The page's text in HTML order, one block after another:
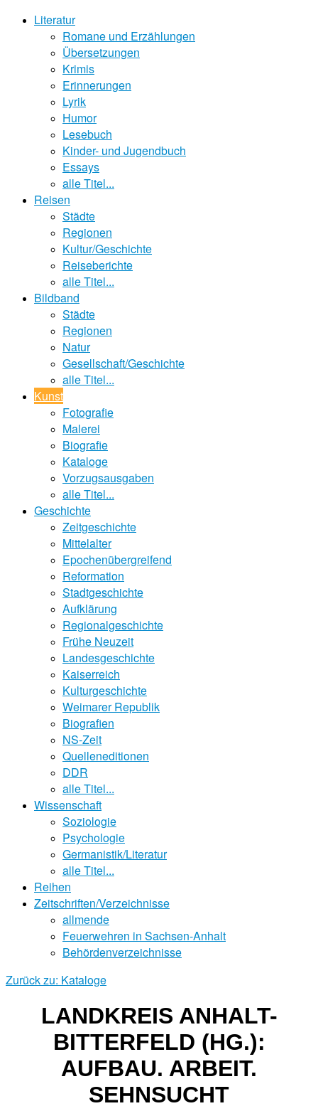
Literatur
Romane und Erzählungen
Übersetzungen
Krimis
Erinnerungen
Lyrik
Humor
Lesebuch
Kinder- und Jugendbuch
Essays
alle Titel...
Reisen
Städte
Regionen
Kultur/Geschichte
Reiseberichte
alle Titel...
Bildband
Städte
Regionen
Natur
Gesellschaft/Geschichte
alle Titel...
Kunst
Fotografie
Malerei
Biografie
Kataloge
Vorzugsausgaben
alle Titel...
Geschichte
Zeitgeschichte
Mittelalter
Epochenübergreifend
Reformation
Stadtgeschichte
Aufklärung
Regionalgeschichte
Frühe Neuzeit
Landesgeschichte
Kaiserreich
Kulturgeschichte
Weimarer Republik
Biografien
NS-Zeit
Quelleneditionen
DDR
alle Titel...
Wissenschaft
Soziologie
Psychologie
Germanistik/Literatur
alle Titel...
Reihen
Zeitschriften/Verzeichnisse
allmende
Feuerwehren in Sachsen-Anhalt
Behördenverzeichnisse
Zurück zu: Kataloge
LANDKREIS ANHALT-
BITTERFELD (HG.):
AUFBAU. ARBEIT.
SEHNSUCHT